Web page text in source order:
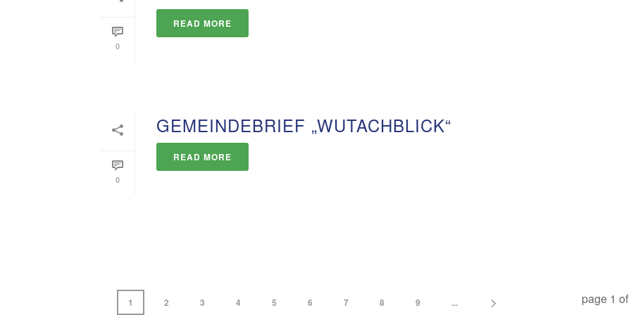
0
READ MORE
0
GEMEINDEBRIEF „WUTACHBLICK“
READ MORE
1 2 3 4 5 6 7 8 9 ... page 1 of